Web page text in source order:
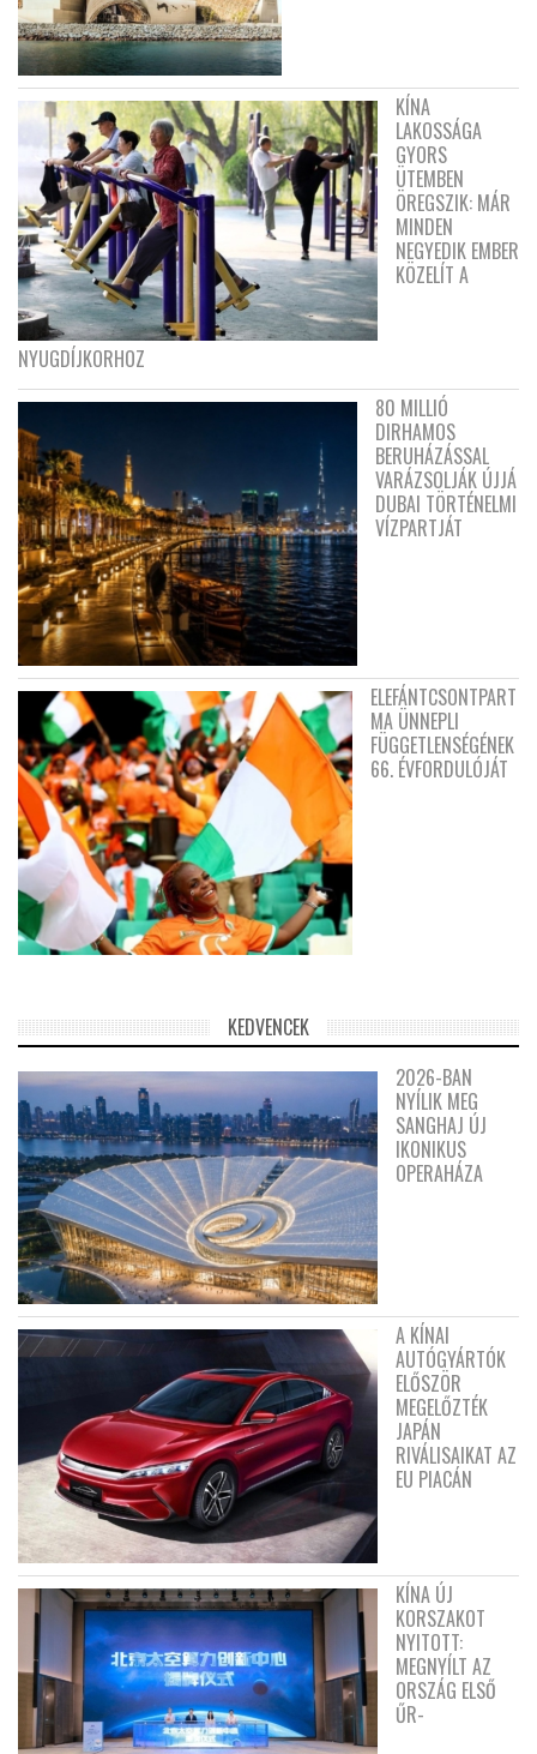
KÍNA
LAKOSSÁGA
GYORS
ÜTEMBEN
ÖREGSZIK: MÁR
MINDEN
NEGYEDIK EMBER
KÖZELÍT A
NYUGDÍJKORHOZ
80 MILLIÓ
DIRHAMOS
BERUHÁZÁSSAL
VARÁZSOLJÁK ÚJJÁ
DUBAI TÖRTÉNELMI
VÍZPARTJÁT
ELEFÁNTCSONTPART
MA ÜNNEPLI
FÜGGETLENSÉGÉNEK
66. ÉVFORDULÓJÁT
KEDVENCEK
2026-BAN
NYÍLIK MEG
SANGHAJ ÚJ
IKONIKUS
OPERAHÁZA
A KÍNAI
AUTÓGYÁRTÓK
ELŐSZÖR
MEGELŐZTÉK
JAPÁN
RIVÁLISAIKAT AZ
EU PIACÁN
KÍNA ÚJ
KORSZAKOT
NYITOTT:
MEGNYÍLT AZ
ORSZÁG ELSŐ
ŰR-